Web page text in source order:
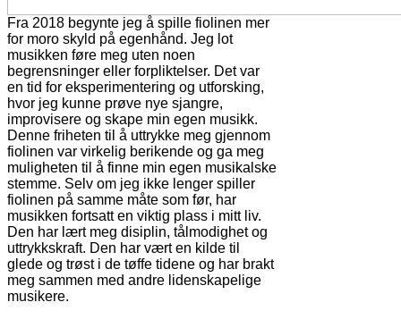
Fra 2018 begynte jeg å spille fiolinen mer
for moro skyld på egenhånd. Jeg lot
musikken føre meg uten noen
begrensninger eller forpliktelser. Det var
en tid for eksperimentering og utforsking,
hvor jeg kunne prøve nye sjangre,
improvisere og skape min egen musikk.
Denne friheten til å uttrykke meg gjennom
fiolinen var virkelig berikende og ga meg
muligheten til å finne min egen musikalske
stemme. Selv om jeg ikke lenger spiller
fiolinen på samme måte som før, har
musikken fortsatt en viktig plass i mitt liv.
Den har lært meg disiplin, tålmodighet og
uttrykkskraft. Den har vært en kilde til
glede og trøst i de tøffe tidene og har brakt
meg sammen med andre lidenskapelige
musikere.